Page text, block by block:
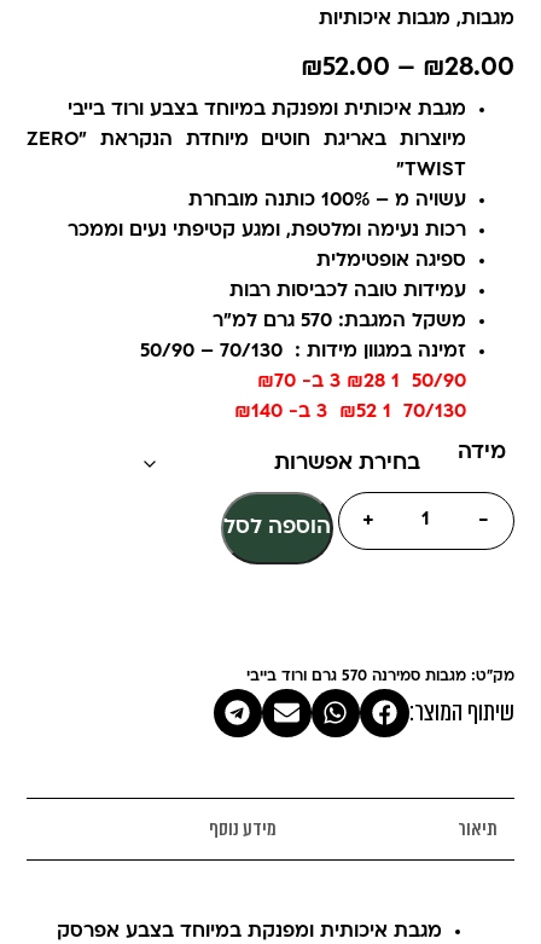
מגבות, מגבות איכותיות
₪28.00
–
₪52.00
מגבת איכותית ומפנקת במיוחד בצבע ורוד בייבי
מיוצרות באריגת חוטים מיוחדת הנקראת "ZERO
TWIST"
עשויה מ – 100% כותנה מובחרת
רכות נעימה ומלטפת, ומגע קטיפתי נעים וממכר
ספיגה אופטימלית
עמידות טובה לכביסות רבות
משקל המגבת: 570 גרם למ"ר
זמינה במגוון מידות : 70/130 – 50/90
50/90 1 ₪28 3 ב- ₪70
70/130 1 ₪52 3 ב- ₪140
מידה
-
+ הוספה לסל
מק"ט: מגבות סמירנה 570 גרם ורוד בייבי
שיתוף המוצר:
תיאור מידע נוסף
מגבת איכותית ומפנקת במיוחד בצבע אפרסק